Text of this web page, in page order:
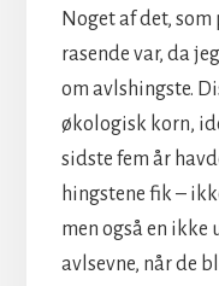
Noget af det,
rasende var, da
om avlshingste.
økologisk korn,
sidste fem år
hingstene fik –
men også en ikke
avlsevne, når de